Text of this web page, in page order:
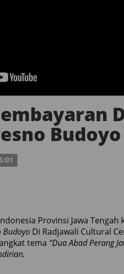
Budoyo
Provinsi Jawa
Budoyo Di Radjawali Cultural
tema “Dua Abad Perang